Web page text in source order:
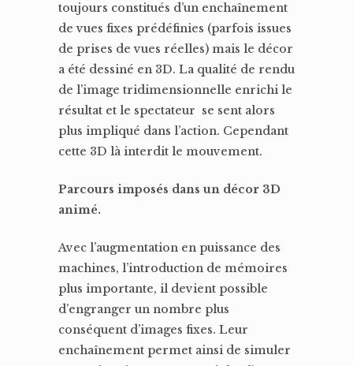
toujours constitués d’un enchaînement
de vues fixes prédéfinies (parfois issues
de prises de vues réelles) mais le décor
a été dessiné en 3D. La qualité de rendu
de l’image tridimensionnelle enrichi le
résultat et le spectateur se sent alors
plus impliqué dans l’action. Cependant
cette 3D là interdit le mouvement.
Parcours imposés dans un décor 3D
animé.
Avec l’augmentation en puissance des
machines, l’introduction de mémoires
plus importante, il devient possible
d’engranger un nombre plus
conséquent d’images fixes. Leur
enchaînement permet ainsi de simuler